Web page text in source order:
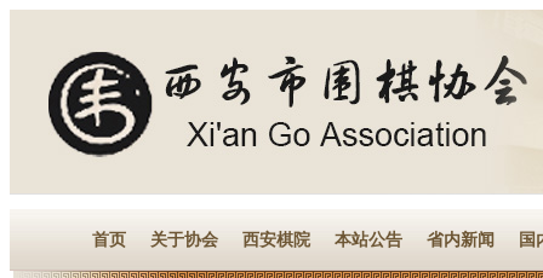
首页 关于协会 西安棋院 本站公告 省内新闻 国